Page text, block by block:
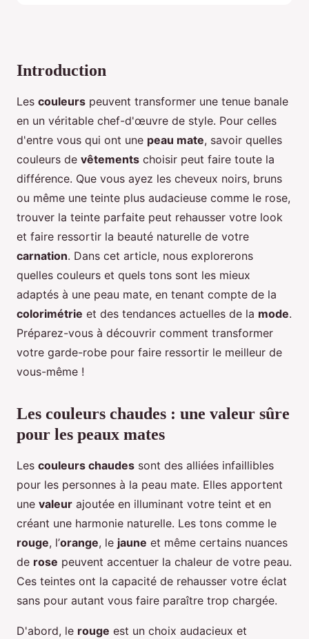
Introduction
Les couleurs peuvent transformer une tenue banale
en un véritable chef-d'œuvre de style. Pour celles
d'entre vous qui ont une peau mate, savoir quelles
couleurs de vêtements choisir peut faire toute la
différence. Que vous ayez les cheveux noirs, bruns
ou même une teinte plus audacieuse comme le rose,
trouver la teinte parfaite peut rehausser votre look
et faire ressortir la beauté naturelle de votre
carnation. Dans cet article, nous explorerons
quelles couleurs et quels tons sont les mieux
adaptés à une peau mate, en tenant compte de la
colorimétrie et des tendances actuelles de la mode.
Préparez-vous à découvrir comment transformer
votre garde-robe pour faire ressortir le meilleur de
vous-même !
Les couleurs chaudes : une valeur sûre
pour les peaux mates
Les couleurs chaudes sont des alliées infaillibles
pour les personnes à la peau mate. Elles apportent
une valeur ajoutée en illuminant votre teint et en
créant une harmonie naturelle. Les tons comme le
rouge, l’orange, le jaune et même certains nuances
de rose peuvent accentuer la chaleur de votre peau.
Ces teintes ont la capacité de rehausser votre éclat
sans pour autant vous faire paraître trop chargée.
D'abord, le rouge est un choix audacieux et